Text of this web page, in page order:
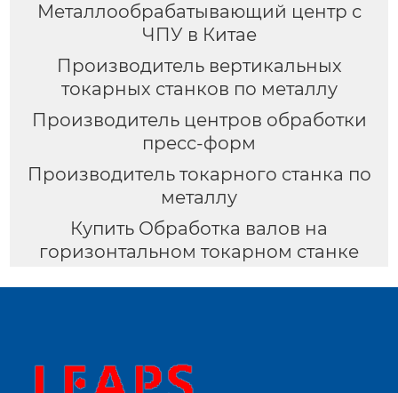
Металлообрабатывающий центр с
ЧПУ в Китае
Производитель вертикальных
токарных станков по металлу
Производитель центров обработки
пресс-форм
Производитель токарного станка по
металлу
Купить Обработка валов на
горизонтальном токарном станке